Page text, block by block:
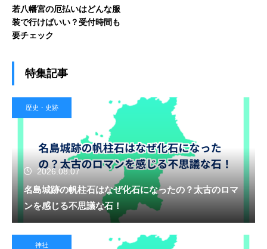
若八幡宮の厄払いはどんな服
装で行けばいい？受付時間も
要チェック
特集記事
歴史・史跡
2026.08.07
名島城跡の帆柱石はなぜ化石になったの？太古のロマ
ンを感じる不思議な石！
神社